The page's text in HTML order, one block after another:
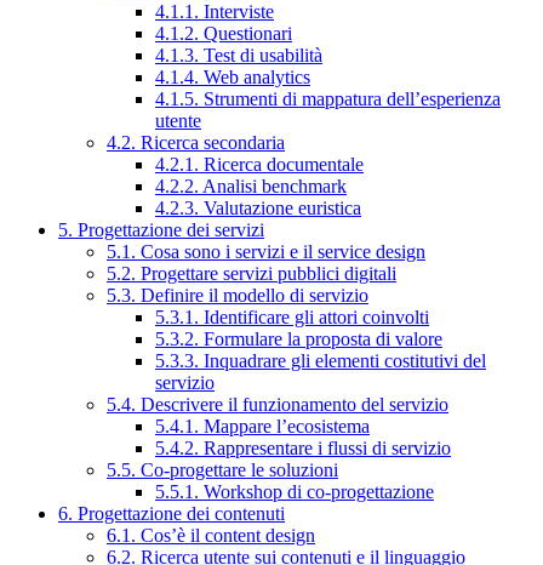
4.1.1. Interviste
4.1.2. Questionari
4.1.3. Test di usabilità
4.1.4. Web analytics
4.1.5. Strumenti di mappatura dell’esperienza
utente
4.2. Ricerca secondaria
4.2.1. Ricerca documentale
4.2.2. Analisi benchmark
4.2.3. Valutazione euristica
5. Progettazione dei servizi
5.1. Cosa sono i servizi e il service design
5.2. Progettare servizi pubblici digitali
5.3. Definire il modello di servizio
5.3.1. Identificare gli attori coinvolti
5.3.2. Formulare la proposta di valore
5.3.3. Inquadrare gli elementi costitutivi del
servizio
5.4. Descrivere il funzionamento del servizio
5.4.1. Mappare l’ecosistema
5.4.2. Rappresentare i flussi di servizio
5.5. Co-progettare le soluzioni
5.5.1. Workshop di co-progettazione
6. Progettazione dei contenuti
6.1. Cos’è il content design
6.2. Ricerca utente sui contenuti e il linguaggio